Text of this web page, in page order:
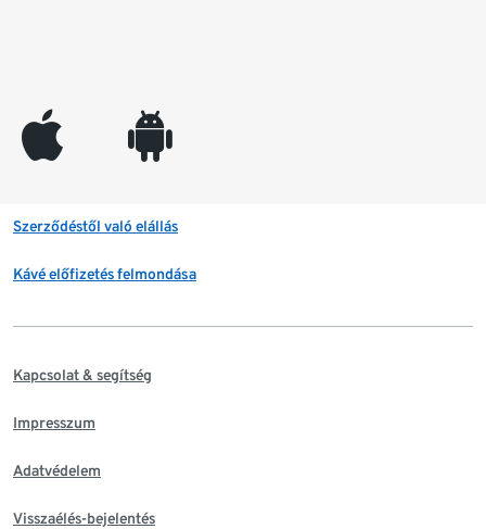
appleinc android
Szerződéstől való elállás
Kávé előfizetés felmondása
Kapcsolat & segítség
Impresszum
Adatvédelem
Visszaélés-bejelentés